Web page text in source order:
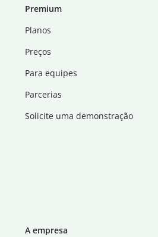
Premium
Planos
Preços
Para equipes
Parcerias
Solicite uma demonstração
A empresa